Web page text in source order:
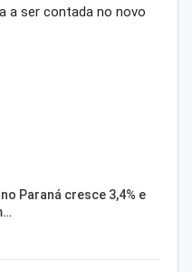
a ser contada no novo
Paraná cresce 3,4% e